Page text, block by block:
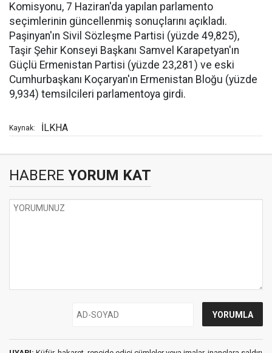
Komisyonu, 7 Haziran'da yapılan parlamento
seçimlerinin güncellenmiş sonuçlarını açıkladı.
Paşinyan'ın Sivil Sözleşme Partisi (yüzde 49,825),
Taşir Şehir Konseyi Başkanı Samvel Karapetyan'ın
Güçlü Ermenistan Partisi (yüzde 23,281) ve eski
Cumhurbaşkanı Koçaryan'ın Ermenistan Bloğu (yüzde
9,934) temsilcileri parlamentoya girdi.
Kaynak: İLKHA
HABERE YORUM KAT